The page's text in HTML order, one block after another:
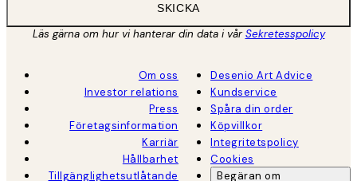
SKICKA
Läs gärna om hur vi hanterar din data i vårSekretesspolicy
Om oss
Investor relations
Press
Företagsinformation
Karriär
Hållbarhet
Tillgänglighetsutlåtande
Desenio Art Advice
Kundservice
Spåra din order
Köpvillkor
Integritetspolicy
Cookies
Begäran om